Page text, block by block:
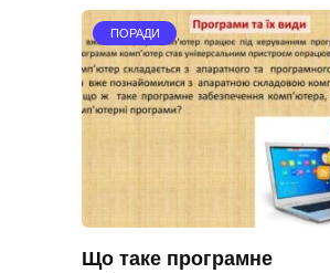
ПОРАДИ
Що таке програмне